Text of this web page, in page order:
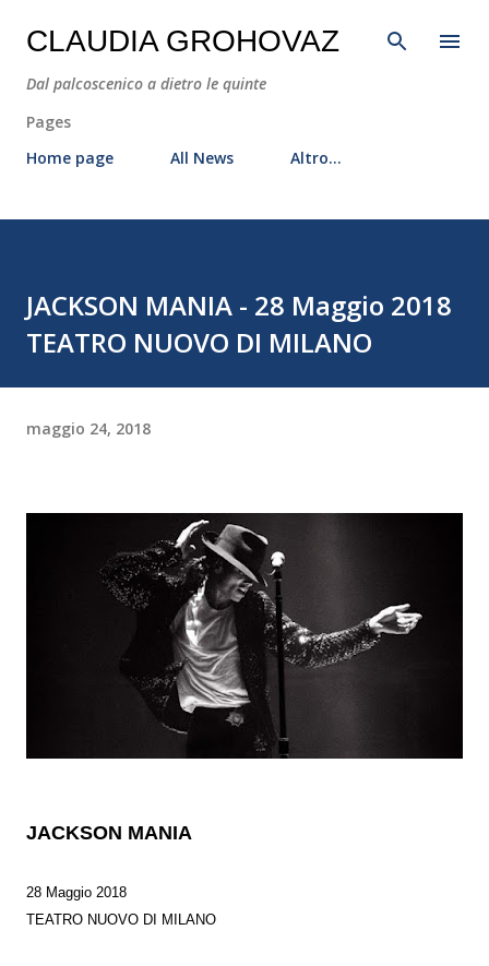
Passa ai contenuti principali
CLAUDIA GROHOVAZ
Dal palcoscenico a dietro le quinte
Pages
Home page
All News Altro…
JACKSON MANIA - 28 Maggio 2018
TEATRO NUOVO DI MILANO
maggio 24, 2018
JACKSON MANIA
28 Maggio 2018
TEATRO NUOVO DI MILANO